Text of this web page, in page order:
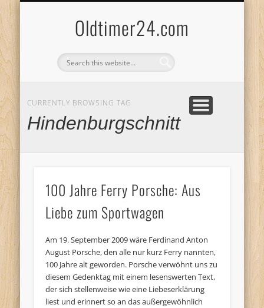
Oldtimer24.com
CURRENTLY BROWSING TAG
Hindenburgschnitt
100 Jahre Ferry Porsche: Aus
Liebe zum Sportwagen
Am 19. September 2009 wäre Ferdinand Anton
August Porsche, den alle nur kurz Ferry nannten,
100 Jahre alt geworden. Porsche verwöhnt uns zu
diesem Gedenktag mit einem lesenswerten Text,
der sich stellenweise wie eine Liebeserklärung
liest und erinnert so an das außergewöhnlich